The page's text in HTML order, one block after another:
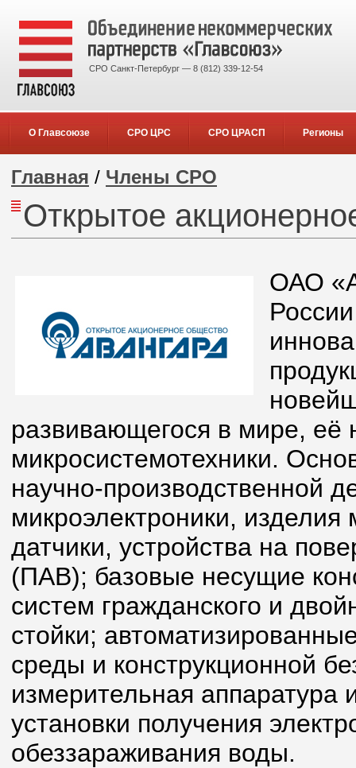
СРО Санкт-Петербург — 8 (812) 339-12-54
О Главсоюзе СРО ЦРС СРО ЦРАСП Регионы
Главная / Члены СРО
Открытое
ОАО
развивающегося в мире, её
микросистемотехники.
научно-производственной
микроэлектроники,
датчики, устройства на
(ПАВ); базовые несущие
систем гражданского и
стойки;
среды и конструкционной
измерительная аппаратура
установки получения
обеззараживания воды.